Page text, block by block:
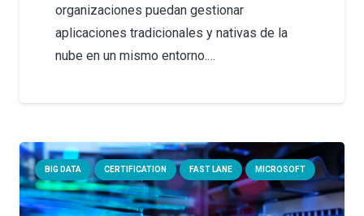
organizaciones puedan gestionar
aplicaciones tradicionales y nativas de la
nube en un mismo entorno.…
BIG DATA CERTIFICATION FAST LANE MICROSOFT